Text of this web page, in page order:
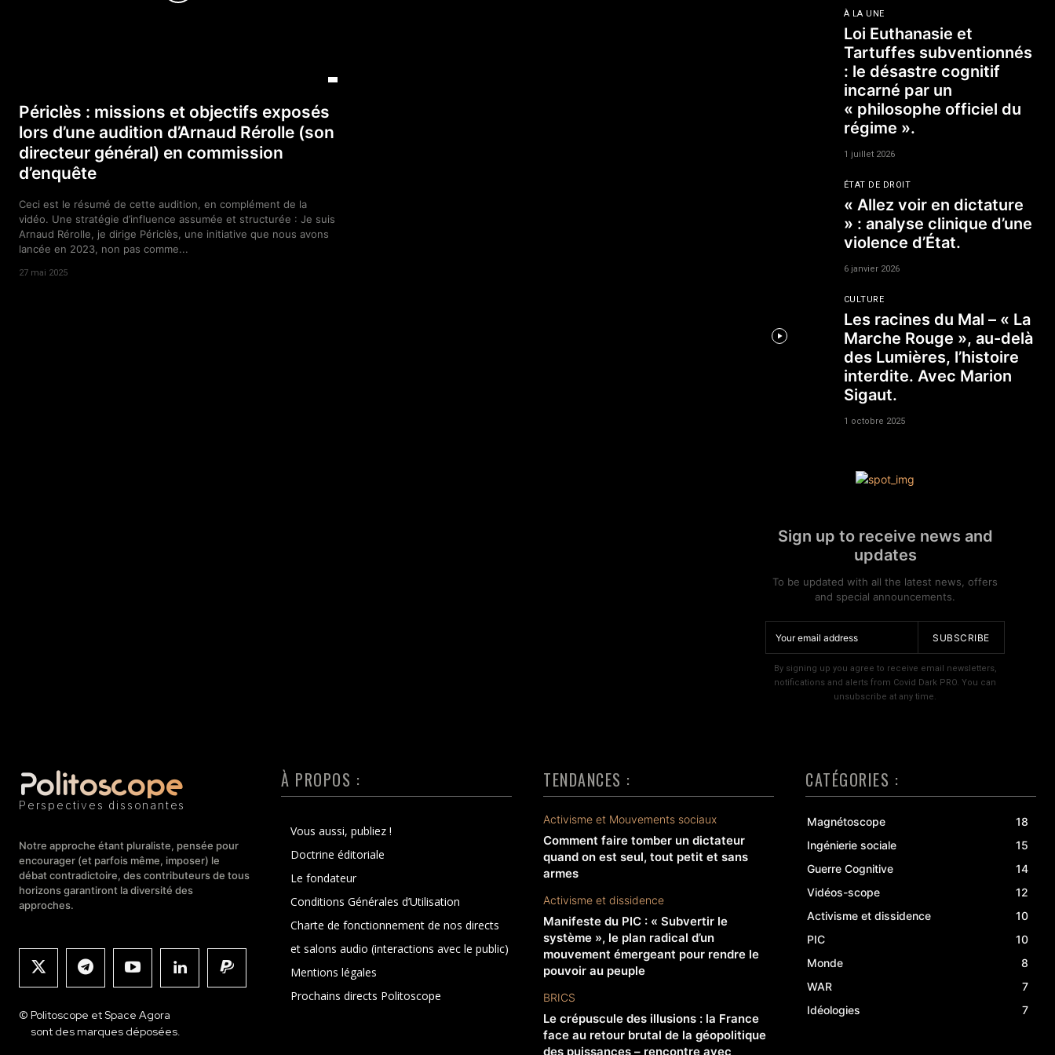
Périclès : missions et objectifs exposés
lors d’une audition d’Arnaud Rérolle (son
directeur général) en commission
d’enquête
Ceci est le résumé de cette audition, en complément de la
vidéo. Une stratégie d’influence assumée et structurée : Je suis
Arnaud Rérolle, je dirige Périclès, une initiative que nous avons
lancée en 2023, non pas comme...
27 mai 2025
À LA UNE
Loi Euthanasie et
Tartuffes subventionnés
: le désastre cognitif
incarné par un
« philosophe officiel du
régime ».
1 juillet 2026
ÉTAT DE DROIT
« Allez voir en dictature
» : analyse clinique d’une
violence d’État.
6 janvier 2026
CULTURE
Les racines du Mal – « La
Marche Rouge », au-delà
des Lumières, l’histoire
interdite. Avec Marion
Sigaut.
1 octobre 2025
Sign up to receive news and
updates
To be updated with all the latest news, offers
and special announcements.
SUBSCRIBE
By signing up you agree to receive email newsletters,
notifications and alerts from Covid Dark PRO. You can
unsubscribe at any time.
Politoscope
Perspectives dissonantes
Notre approche étant pluraliste, pensée pour
encourager (et parfois même, imposer) le
débat contradictoire, des contributeurs de tous
horizons garantiront la diversité des
approches.
© Politoscope et Space Agora
sont des marques déposées.
À PROPOS :
Vous aussi, publiez !
Doctrine éditoriale
Le fondateur
Conditions Générales d’Utilisation
Charte de fonctionnement de nos directs
et salons audio (interactions avec le public)
Mentions légales
Prochains directs Politoscope
TENDANCES :
Activisme et Mouvements sociaux
Comment faire tomber un dictateur
quand on est seul, tout petit et sans
armes
Activisme et dissidence
Manifeste du PIC : « Subvertir le
système », le plan radical d’un
mouvement émergeant pour rendre le
pouvoir au peuple
BRICS
Le crépuscule des illusions : la France
face au retour brutal de la géopolitique
des puissances – rencontre avec
CATÉGORIES :
Magnétoscope
18
Ingénierie sociale
15
Guerre Cognitive
14
Vidéos-scope
12
Activisme et dissidence
10
PIC
10
Monde
8
WAR
7
Idéologies
7